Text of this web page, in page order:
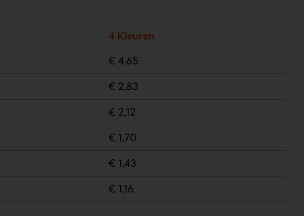
4 Kleuren
€ 4,65
€ 2,83
€ 2,12
€ 1,70
€ 1,43
€ 1,16